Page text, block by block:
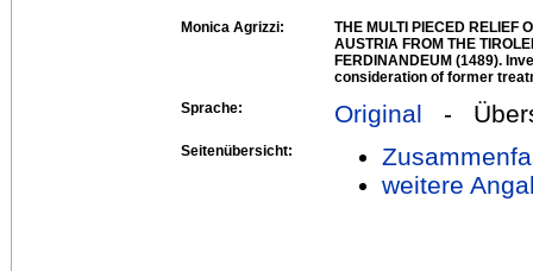
Monica Agrizzi:
THE MULTI PIECED RELIEF
AUSTRIA FROM THE
FERDINANDEUM (1489).
consideration of former
Sprache:
Original -
Seitenübersicht:
weitere